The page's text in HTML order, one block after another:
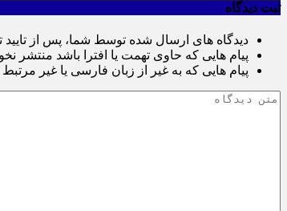
ثبت دیدگاه
دیدگاه های ارسال شده توسط شما، پس از
پیام هایی که حاوی تهمت یا افترا باشد منتشر
پیام هایی که به غیر از زبان فارسی یا غیر